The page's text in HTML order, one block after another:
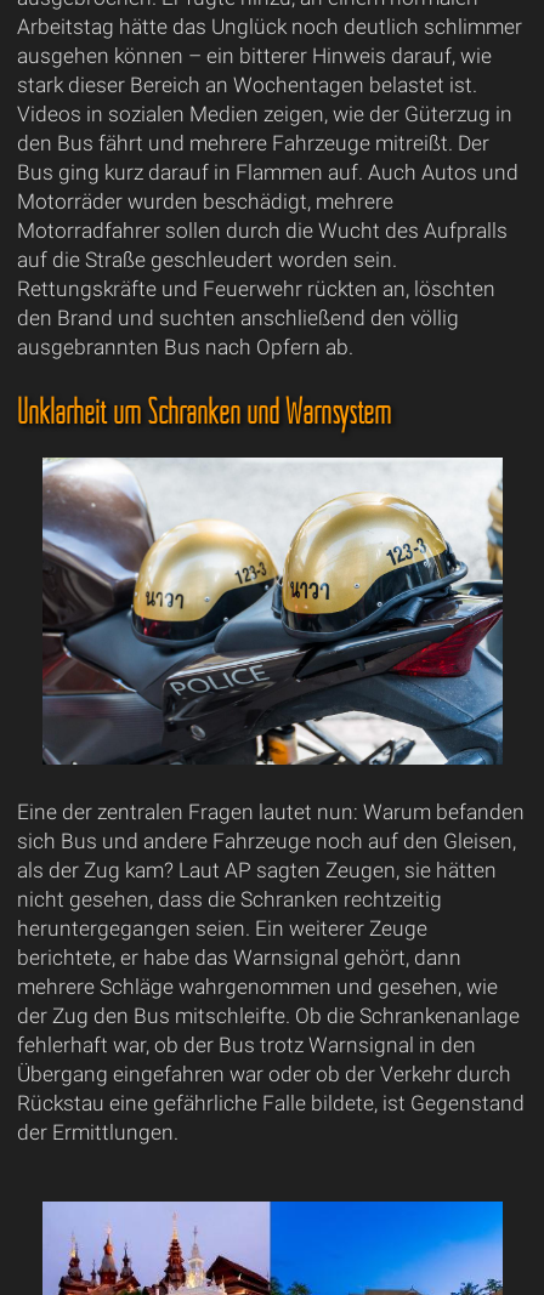
Arbeitstag hätte das Unglück noch deutlich schlimmer
ausgehen können – ein bitterer Hinweis darauf, wie
stark dieser Bereich an Wochentagen belastet ist.
Videos in sozialen Medien zeigen, wie der Güterzug in
den Bus fährt und mehrere Fahrzeuge mitreißt. Der
Bus ging kurz darauf in Flammen auf. Auch Autos und
Motorräder wurden beschädigt, mehrere
Motorradfahrer sollen durch die Wucht des Aufpralls
auf die Straße geschleudert worden sein.
Rettungskräfte und Feuerwehr rückten an, löschten
den Brand und suchten anschließend den völlig
ausgebrannten Bus nach Opfern ab.
Unklarheit um Schranken und Warnsystem
Eine der zentralen Fragen lautet nun: Warum befanden
sich Bus und andere Fahrzeuge noch auf den Gleisen,
als der Zug kam? Laut AP sagten Zeugen, sie hätten
nicht gesehen, dass die Schranken rechtzeitig
heruntergegangen seien. Ein weiterer Zeuge
berichtete, er habe das Warnsignal gehört, dann
mehrere Schläge wahrgenommen und gesehen, wie
der Zug den Bus mitschleifte. Ob die Schrankenanlage
fehlerhaft war, ob der Bus trotz Warnsignal in den
Übergang eingefahren war oder ob der Verkehr durch
Rückstau eine gefährliche Falle bildete, ist Gegenstand
der Ermittlungen.